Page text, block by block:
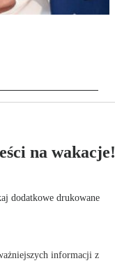
na wakacje!
dodatkowe drukowane
informacji z